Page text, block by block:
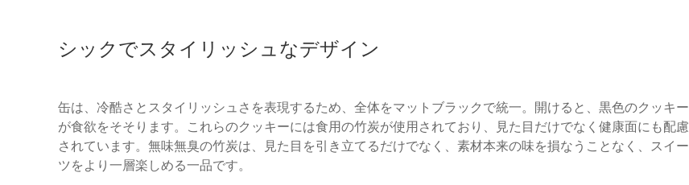
シックでスタイリッシュなデザイン
缶は、冷酷さとスタイリッシュさを表現するため、全体をマットブラックで統一。開けると、黒色のクッキー
が食欲をそそります。これらのクッキーには食用の竹炭が使用されており、見た目だけでなく健康面にも配慮
されています。無味無臭の竹炭は、見た目を引き立てるだけでなく、素材本来の味を損なうことなく、スイー
ツをより一層楽しめる一品です。